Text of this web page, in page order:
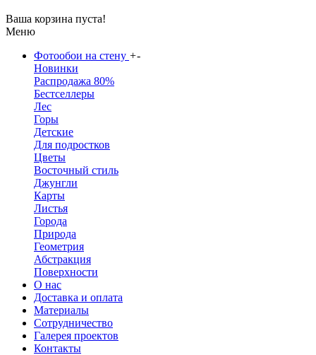
Ваша корзина пуста!
Меню
Фотообои на стену +-
Новинки
Распродажа 80%
Бестселлеры
Лес
Горы
Детские
Для подростков
Цветы
Восточный стиль
Джунгли
Карты
Листья
Города
Природа
Геометрия
Абстракция
Поверхности
О нас
Доставка и оплата
Материалы
Сотрудничество
Галерея проектов
Контакты